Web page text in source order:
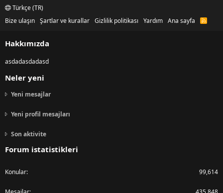
Türkçe (TR)
Bize ulaşın Şartlar ve kurallar Gizlilik politikası Yardım Ana sayfa
R
Hakkımızda
asdadasdadasd
Neler yeni
Yeni mesajlar
Yeni profil mesajları
Son aktivite
Forum istatistikleri
Konular 99,614